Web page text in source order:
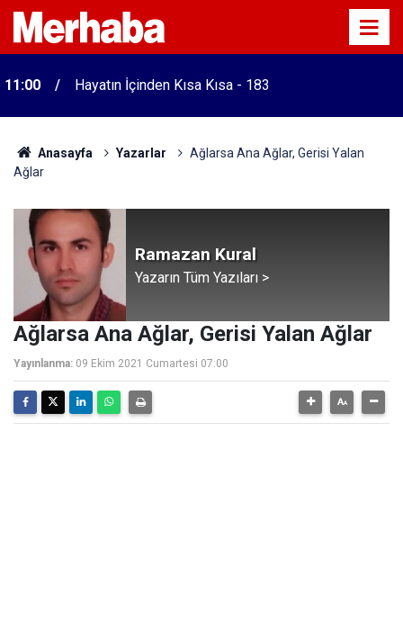
11:00 Hayatın İçinden Kısa Kısa - 183
Anasayfa Yazarlar
Ağlarsa Ana Ağlar, Gerisi Yalan
Ağlar
Ramazan Kural
Yazarın Tüm Yazıları >
Ağlarsa Ana Ağlar, Gerisi Yalan Ağlar
Yayınlanma: 09 Ekim 2021 Cumartesi 07:00